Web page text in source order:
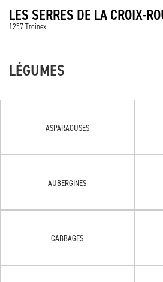
LES SERRES DE LA CROIX-
1257 Troinex
LÉGUMES
ASPARAGUSES
AUBERGINES
CABBAGES